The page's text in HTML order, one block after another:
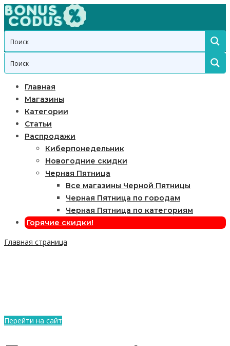
Главная
Магазины
Категории
Статьи
Распродажи
Киберпонедельник
Новогодние скидки
Черная Пятница
Все магазины Черной Пятницы
Черная Пятница по городам
Черная Пятница по категориям
Горячие скидки!
Главная страница
Перейти на сайт